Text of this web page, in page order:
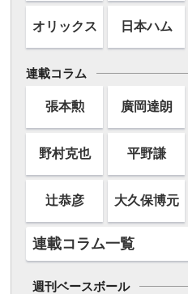
オリックス 日本ハム
連載コラム
張本勲 廣岡達朗
野村克也 平野謙
辻恭彦 大久保博元
連載コラム一覧
週刊ベースボール